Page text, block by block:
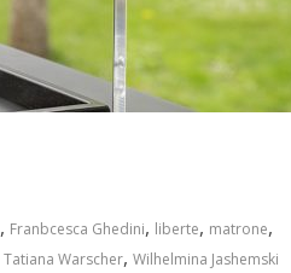
, Franbcesca Ghedini, liberte, matrone,
Tatiana Warscher, Wilhelmina Jashemski